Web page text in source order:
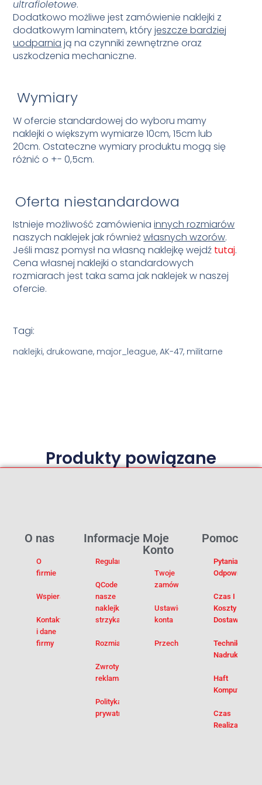
ultrafioletowe.
Dodatkowo możliwe jest zamówienie naklejki z
dodatkowym laminatem, któryjeszcze bardziej
uodparnia ją na czynniki zewnętrzne oraz
uszkodzenia mechaniczne.
Wymiary
W ofercie standardowej do wyboru mamy
naklejki o większym wymiarze 10cm, 15cm lub
20cm. Ostateczne wymiary produktu mogą się
różnić o +- 0,5cm.
Oferta niestandardowa
Istnieje możliwość zamówieniainnych rozmiarów
naszych naklejek jak równieżwłasnych wzorów.
Jeśli masz pomysł na własną naklejkę wejdź tutaj.
Cena własnej naklejki o standardowych
rozmiarach jest taka sama jak naklejek w naszej
ofercie.
Tagi:
naklejki, drukowane, major_league, AK-47, militarne
Produkty powiązane
Pomoc
Pytania I
Odpowiedzi
Czas I
Koszty
Dostawy
Techniki
Nadruku
Haft
Komputerowy
Czas
Realizacji
Moje
Konto
Twoje
zamówienia
Ustawienia
konta
Przechowalnia
Informacje
Regulamin
QCode –
nasze
naklejki na
strzykawki
Rozmiarówka
Zwroty i
reklamacje
Polityka
prywatności
O nas
O
firmie
Wspieramy
Kontakt
i dane
firmy